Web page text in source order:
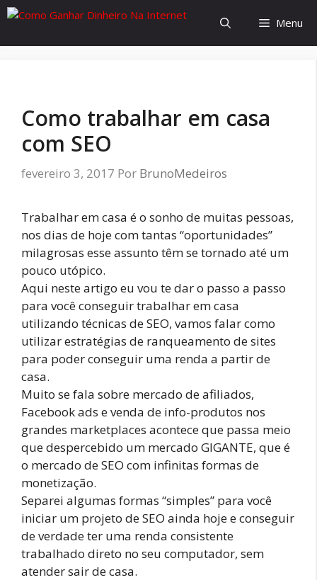
Menu
Como trabalhar em casa
com SEO
fevereiro 3, 2017 Por BrunoMedeiros
Trabalhar em casa é o sonho de muitas pessoas,
nos dias de hoje com tantas “oportunidades”
milagrosas esse assunto têm se tornado até um
pouco utópico.
Aqui neste artigo eu vou te dar o passo a passo
para você conseguir trabalhar em casa
utilizando técnicas de SEO, vamos falar como
utilizar estratégias de ranqueamento de sites
para poder conseguir uma renda a partir de
casa.
Muito se fala sobre mercado de afiliados,
Facebook ads e venda de info-produtos nos
grandes marketplaces acontece que passa meio
que despercebido um mercado GIGANTE, que é
o mercado de SEO com infinitas formas de
monetização.
Separei algumas formas “simples” para você
iniciar um projeto de SEO ainda hoje e conseguir
de verdade ter uma renda consistente
trabalhado direto no seu computador, sem
atender sair de casa.